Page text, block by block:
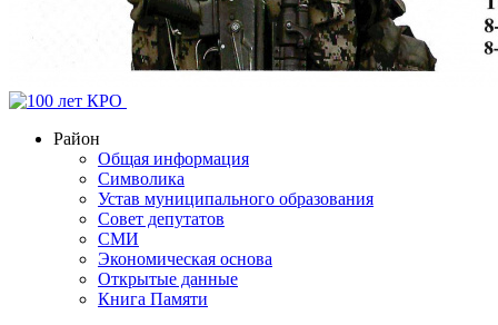
Район
Общая информация
Символика
Устав муниципального образования
Совет депутатов
СМИ
Экономическая основа
Открытые данные
Книга Памяти